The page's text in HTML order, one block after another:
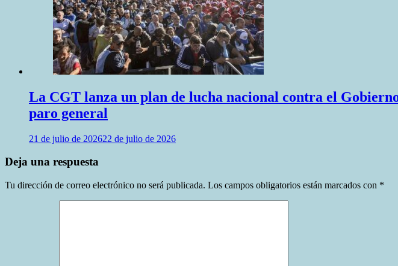
La CGT lanza un plan de lucha nacional contra el
paro general
21 de julio de 202622 de julio de 2026
Deja una respuesta
Tu dirección de correo electrónico no será publicada. Los campos obligatorios están marcados con *